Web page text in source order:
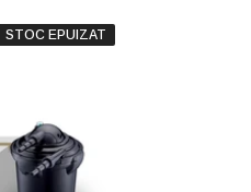
STOC EPUIZAT